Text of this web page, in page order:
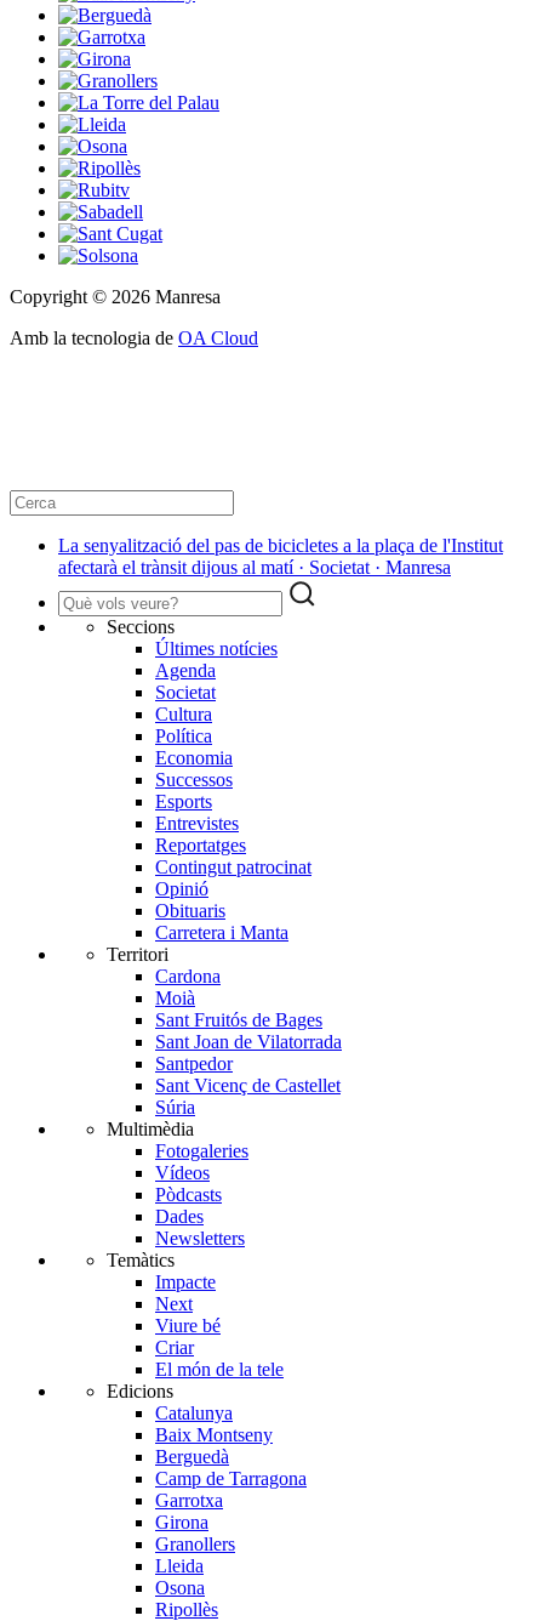
Copyright © 2026 Manresa
Amb la tecnologia de OA Cloud
La senyalització del pas de bicicletes a la plaça de l'Institut
afectarà el trànsit dijous al matí · Societat · Manresa
Seccions
Últimes notícies
Agenda
Societat
Cultura
Política
Economia
Successos
Esports
Entrevistes
Reportatges
Contingut patrocinat
Opinió
Obituaris
Carretera i Manta
Territori
Cardona
Moià
Sant Fruitós de Bages
Sant Joan de Vilatorrada
Santpedor
Sant Vicenç de Castellet
Súria
Multimèdia
Fotogaleries
Vídeos
Pòdcasts
Dades
Newsletters
Temàtics
Impacte
Next
Viure bé
Criar
El món de la tele
Edicions
Catalunya
Baix Montseny
Berguedà
Camp de Tarragona
Garrotxa
Girona
Granollers
Lleida
Osona
Ripollès